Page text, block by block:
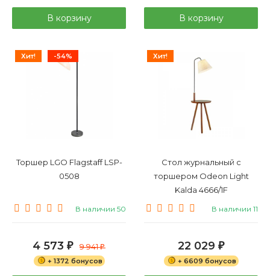
В корзину В корзину
Хит! -54%
Торшер LGO Flagstaff LSP-
0508
В наличии 50
4 573 ₽ 9 941₽
+ 1372 бонусов
Хит!
Стол журнальный с
торшером Odeon Light
Kalda 4666/1F
В наличии 11
22 029 ₽
+ 6609 бонусов